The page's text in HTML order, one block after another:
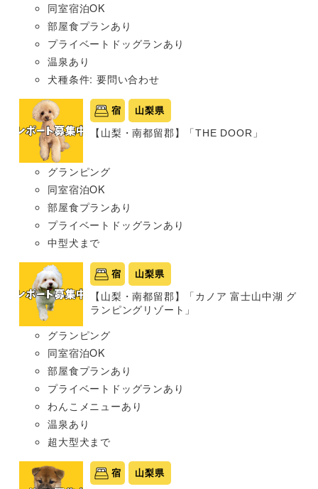
同室宿泊OK
部屋食プランあり
プライベートドッグランあり
温泉あり
犬種条件: 要問い合わせ
宿 山梨県
【山梨・南都留郡】「THE DOOR」
グランピング
同室宿泊OK
部屋食プランあり
プライベートドッグランあり
中型犬まで
宿 山梨県
【山梨・南都留郡】「カノア 富士山中湖 グ
ランピングリゾート」
グランピング
同室宿泊OK
部屋食プランあり
プライベートドッグランあり
わんこメニューあり
温泉あり
超大型犬まで
宿 山梨県